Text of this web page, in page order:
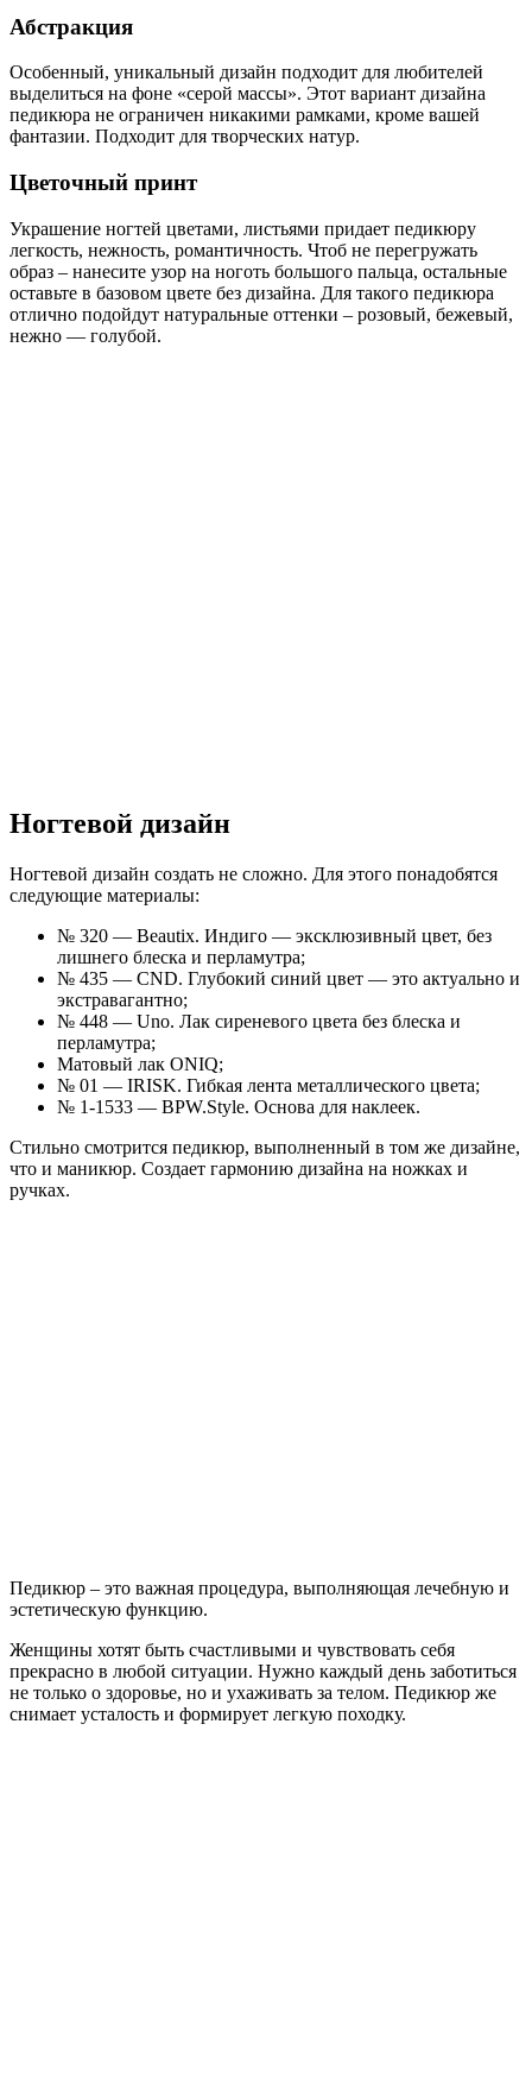
Абстракция
Особенный, уникальный дизайн подходит для любителей
выделиться на фоне «серой массы». Этот вариант дизайна
педикюра не ограничен никакими рамками, кроме вашей
фантазии. Подходит для творческих натур.
Цветочный принт
Украшение ногтей цветами, листьями придает педикюру
легкость, нежность, романтичность. Чтоб не перегружать
образ – нанесите узор на ноготь большого пальца, остальные
оставьте в базовом цвете без дизайна. Для такого педикюра
отлично подойдут натуральные оттенки – розовый, бежевый,
нежно — голубой.
Ногтевой дизайн
Ногтевой дизайн создать не сложно. Для этого понадобятся
следующие материалы:
№ 320 — Beautix. Индиго — эксклюзивный цвет, без
лишнего блеска и перламутра;
№ 435 — CND. Глубокий синий цвет — это актуально и
экстравагантно;
№ 448 — Uno. Лак сиреневого цвета без блеска и
перламутра;
Матовый лак ONIQ;
№ 01 — IRISK. Гибкая лента металлического цвета;
№ 1-1533 — BPW.Style. Основа для наклеек.
Стильно смотрится педикюр, выполненный в том же дизайне,
что и маникюр. Создает гармонию дизайна на ножках и
ручках.
Педикюр – это важная процедура, выполняющая лечебную и
эстетическую функцию.
Женщины хотят быть счастливыми и чувствовать себя
прекрасно в любой ситуации. Нужно каждый день заботиться
не только о здоровье, но и ухаживать за телом. Педикюр же
снимает усталость и формирует легкую походку.